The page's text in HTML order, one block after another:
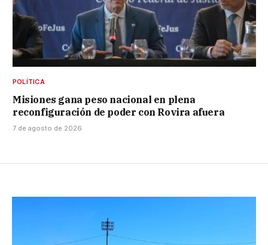
POLÍTICA
Misiones gana peso nacional en plena
reconfiguración de poder con Rovira afuera
7 de agosto de 2026